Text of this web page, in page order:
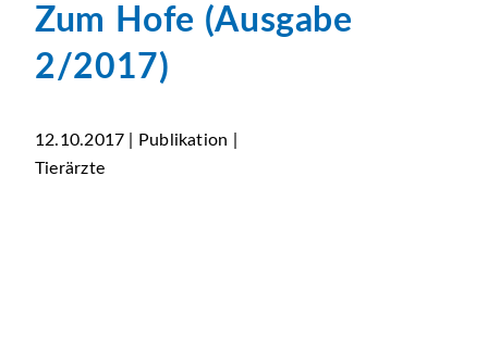
Zum Hofe (Ausgabe
2/2017)
12.10.2017 | Publikation |
Tierärzte